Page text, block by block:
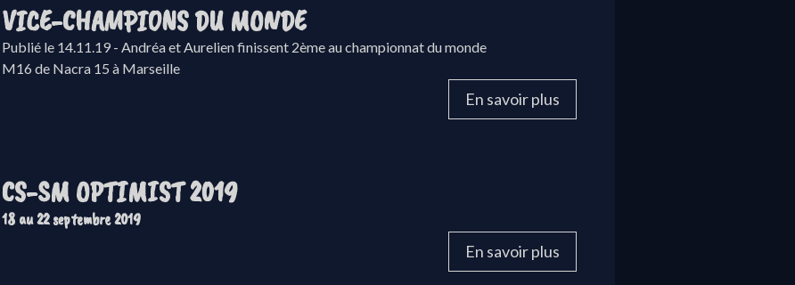
VICE-CHAMPIONS DU MONDE
Publié le 14.11.19 - Andréa et Aurelien finissent 2ème au championnat du monde
M16 de Nacra 15 à Marseille
En savoir plus
CS-SM OPTIMIST 2019
18 au 22 septembre 2019
En savoir plus